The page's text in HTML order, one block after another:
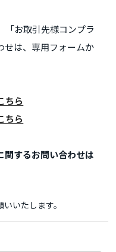
お取引先様コンプラ
せは、専用フォームか
ちら
ちら
関するお問い合わせは
いたします。